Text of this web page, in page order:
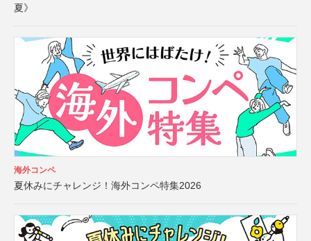
夏》
海外コンペ
夏休みにチャレンジ！海外コンペ特集2026